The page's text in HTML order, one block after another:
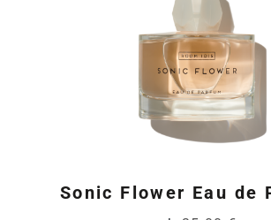
Sonic Flower Eau de